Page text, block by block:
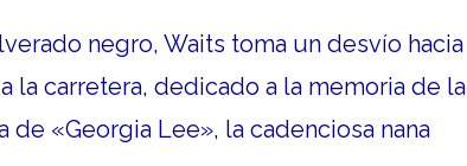
negro, Waits toma un desvío hacia
la carretera, dedicado a la memoria de la
de «Georgia Lee», la cadenciosa nana